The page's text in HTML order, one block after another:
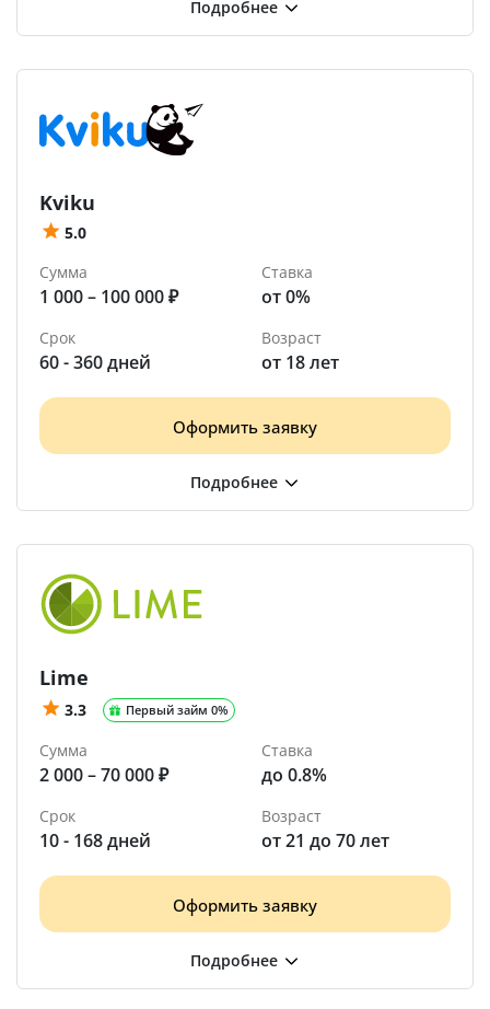
Kviku
5.0
Сумма
1 000 – 100 000 ₽
Ставка
от 0%
Срок
60 - 360 дней
Возраст
от 18 лет
Оформить заявку
Lime
3.3 Первый займ 0%
Сумма
2 000 – 70 000 ₽
Ставка
до 0.8%
Срок
10 - 168 дней
Возраст
от 21 до 70 лет
Оформить заявку